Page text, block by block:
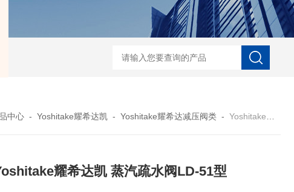
NECS-7-E-B-25日本无机 酸性气体去除化学滤芯 NECS-7-E-A-25日本无
中心 -Yoshitake耀希达凯 -Yoshitake耀希达减压阀类 -Yoshitake耀希达凯 蒸汽疏水阀LD-51型
耀希达凯 蒸汽疏水阀LD-51型